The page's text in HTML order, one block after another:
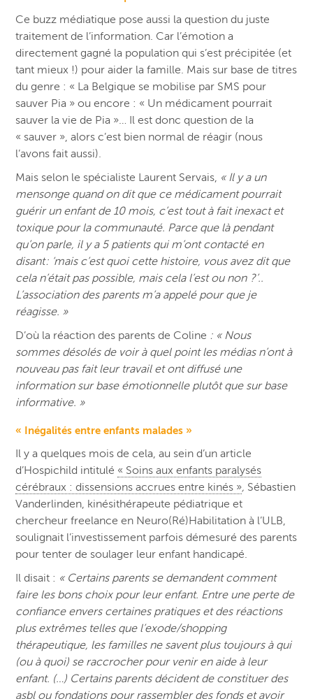
Ce buzz médiatique pose aussi la question du juste
traitement de l’information. Car l’émotion a
directement gagné la population qui s’est précipitée (et
tant mieux !) pour aider la famille. Mais sur base de titres
du genre : « La Belgique se mobilise par SMS pour
sauver Pia » ou encore : « Un médicament pourrait
sauver la vie de Pia »… Il est donc question de la
« sauver », alors c’est bien normal de réagir (nous
l’avons fait aussi).
Mais selon le spécialiste Laurent Servais, « Il y a un
mensonge quand on dit que ce médicament pourrait
guérir un enfant de 10 mois, c’est tout à fait inexact et
toxique pour la communauté. Parce que là pendant
qu’on parle, il y a 5 patients qui m’ont contacté en
disant : ‘mais c’est quoi cette histoire, vous avez dit que
cela n’était pas possible, mais cela l’est ou non ?’..
L’association des parents m’a appelé pour que je
réagisse. »
D’où la réaction des parents de Coline : « Nous
sommes désolés de voir à quel point les médias n’ont à
nouveau pas fait leur travail et ont diffusé une
information sur base émotionnelle plutôt que sur base
informative. »
« Inégalités entre enfants malades »
Il y a quelques mois de cela, au sein d’un article
d’Hospichild intitulé « Soins aux enfants paralysés
cérébraux : dissensions accrues entre kinés », Sébastien
Vanderlinden, kinésithérapeute pédiatrique et
chercheur freelance en Neuro(Ré)Habilitation à l’ULB,
soulignait l’investissement parfois démesuré des parents
pour tenter de soulager leur enfant handicapé.
Il disait : « Certains parents se demandent comment
faire les bons choix pour leur enfant. Entre une perte de
confiance envers certaines pratiques et des réactions
plus extrêmes telles que l’exode/shopping
thérapeutique, les familles ne savent plus toujours à qui
(ou à quoi) se raccrocher pour venir en aide à leur
enfant. (…) Certains parents décident de constituer des
asbl ou fondations pour rassembler des fonds et avoir